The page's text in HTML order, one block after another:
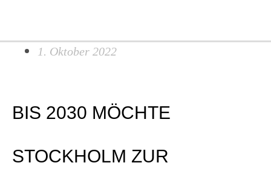
1. Oktober 2022
BIS 2030 MÖCHTE
STOCKHOLM ZUR